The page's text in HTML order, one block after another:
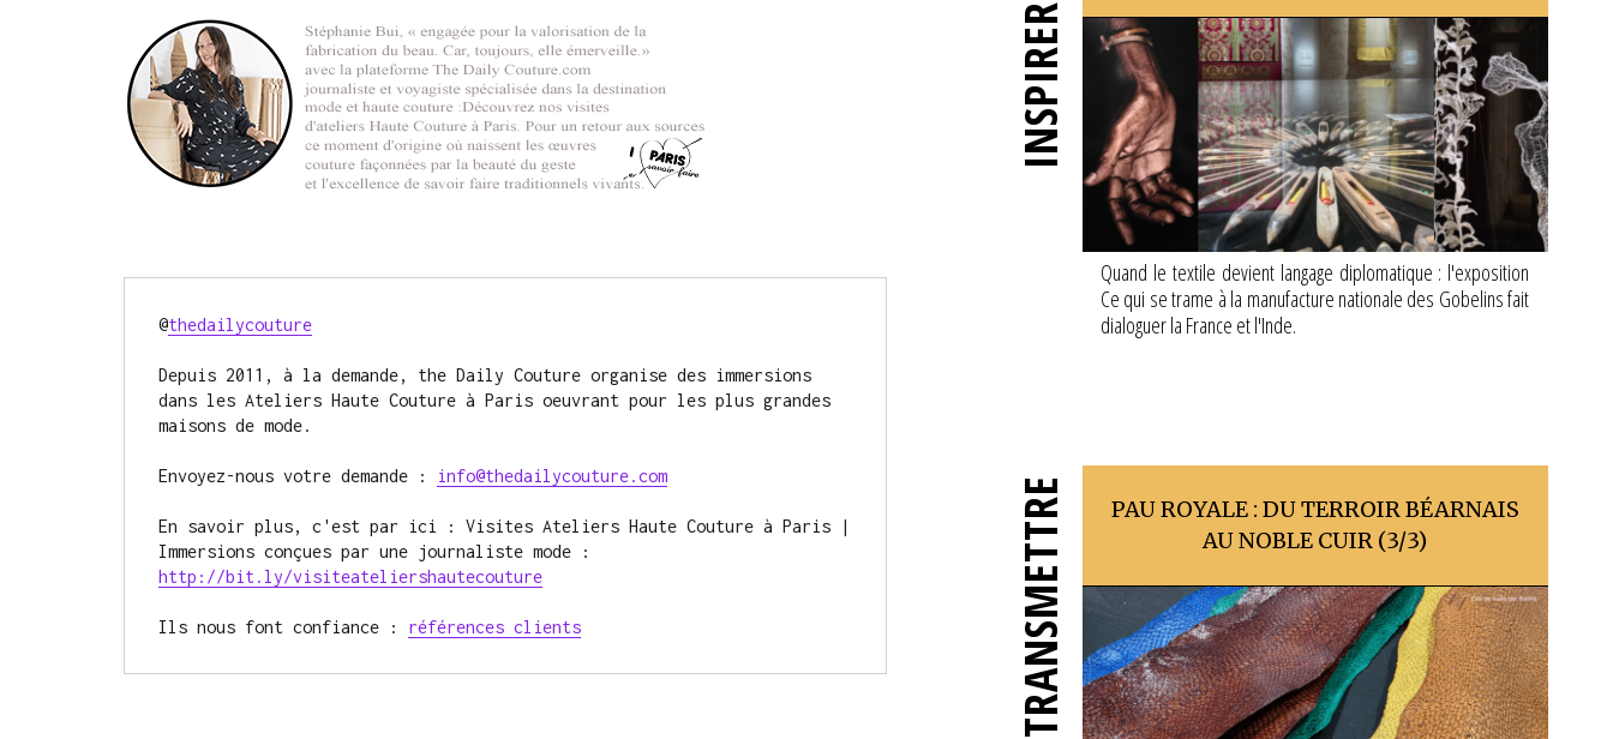
@thedailycouture
Depuis 2011, à la demande, the Daily Couture organise des immersions
dans les Ateliers Haute Couture à Paris oeuvrant pour les plus grandes
maisons de mode.
Envoyez-nous votre demande : info@thedailycouture.com
En savoir plus, c'est par ici : Visites Ateliers Haute Couture à Paris |
http://bit.ly/visiteateliershautecouture
Ils nous font confiance : références clients
INSPIRER
Quand le textile devient langage diplomatique : l'exposition
Ce qui se trame à la manufacture nationale des Gobelins fait
dialoguer la France et l'Inde.
TRANSMETTRE
PAU ROYALE : DU TERROIR BÉARNAIS
AU NOBLE CUIR (3/3)